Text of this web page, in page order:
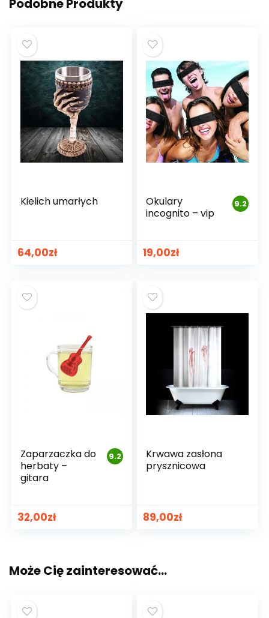
Podobne Produkty
Kielich umarłych
64,00zł
9.2
Okulary
incognito – vip
19,00zł
9.2
Zaparzaczka do
herbaty –
gitara
32,00zł
Krwawa zasłona
prysznicowa
89,00zł
Może Cię zainteresować…